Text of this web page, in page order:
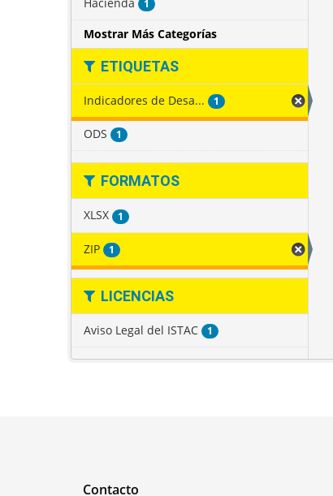
1
Mostrar Más Categorías
ETIQUETAS
Indicadores de Desa... 1
ODS 1
FORMATOS
XLSX 1
ZIP 1
LICENCIAS
Aviso Legal del ISTAC 1
Contacto